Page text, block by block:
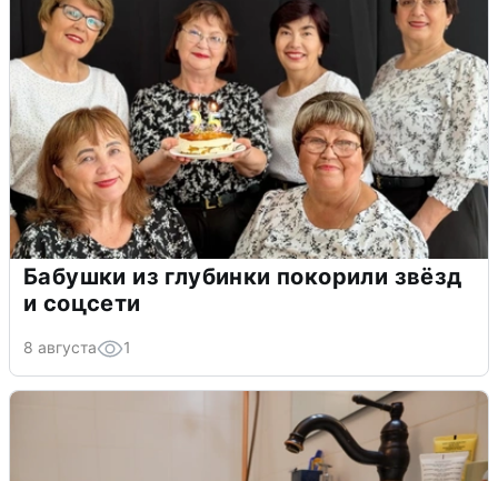
Бабушки из глубинки покорили звёзд
и соцсети
8 августа 1